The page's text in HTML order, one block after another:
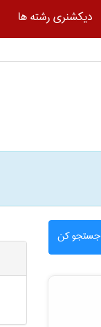
دیکشنری رشته ها
جستجو کن